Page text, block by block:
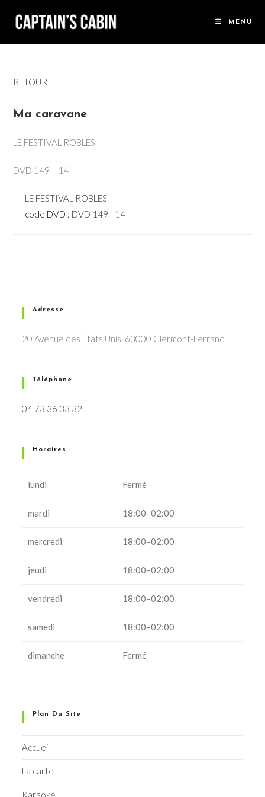
MENU
RETOUR
Ma caravane
LE FESTIVAL ROBLES
DVD 149 – 14
LE FESTIVAL ROBLES
code DVD : DVD 149 - 14
Adresse
20 Avenue des États Unis, 63000 Clermont-Ferrand
Téléphone
04 73 36 33 32
Horaires
lundi Fermé
mardi 18:00–02:00
mercredi 18:00–02:00
jeudi 18:00–02:00
vendredi 18:00–02:00
samedi 18:00–02:00
dimanche Fermé
Plan Du Site
Accueil
La carte
Karaoké